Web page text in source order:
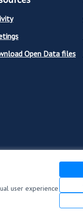
user experience
Open Data files